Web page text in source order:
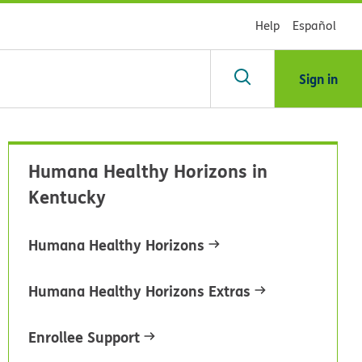
Help Español
Sign in
Humana Healthy Horizons in
Kentucky
Humana Healthy Horizons
Humana Healthy Horizons Extras
Enrollee Support